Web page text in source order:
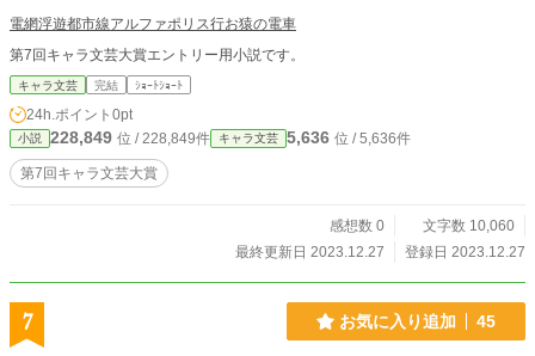
電網浮遊都市線アルファポリス行お猿の電車
第7回キャラ文芸大賞エントリー用小説です。
キャラ文芸 完結 ｼｮｰﾄｼｮｰﾄ
24h.ポイント 0pt
小説 228,849 位 / 228,849件 キャラ文芸 5,636 位 / 5,636件
第7回キャラ文芸大賞
感想数 0
文字数 10,060
最終更新日 2023.12.27
登録日 2023.12.27
7 お気に入り追加 45